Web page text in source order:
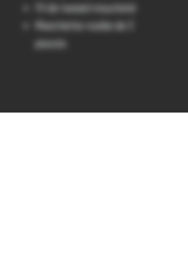
Fil de tweed moucheté
Manchette roulée de 3
pouces